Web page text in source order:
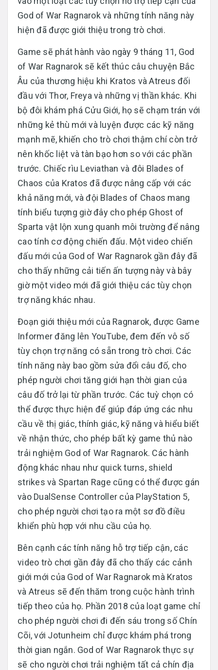
God of War Ragnarok và những tính năng này
hiện đã được giới thiệu trong trò chơi.
Game sẽ phát hành vào ngày 9 tháng 11, God
of War Ragnarok sẽ kết thúc câu chuyện Bắc
Âu của thương hiệu khi Kratos và Atreus đối
đầu với Thor, Freya và những vị thần khác. Khi
bộ đôi khám phá Cửu Giới, họ sẽ chạm trán với
những kẻ thù mới và luyện được các kỹ năng
mạnh mẽ, khiến cho trò chơi thậm chí còn trở
nên khốc liệt và tàn bạo hơn so với các phần
trước. Chiếc rìu Leviathan và đôi Blades of
Chaos của Kratos đã được nâng cấp với các
khả năng mới, và đội Blades of Chaos mang
tính biểu tượng giờ đây cho phép Ghost of
Sparta vật lộn xung quanh môi trường để nâng
cao tính cơ động chiến đấu. Một video chiến
đấu mới của God of War Ragnarok gần đây đã
cho thấy những cải tiến ấn tượng này và bây
giờ một video mới đã giới thiệu các tùy chọn
trợ năng khác nhau.
Đoạn giới thiệu mới của Ragnarok, được Game
Informer đăng lên YouTube, đem đến vô số
tùy chọn trợ năng có sẵn trong trò chơi. Các
tính năng này bao gồm sửa đổi câu đố, cho
phép người chơi tăng giới hạn thời gian của
câu đố trở lại từ phần trước. Các tuỳ chọn có
thể được thực hiện để giúp đáp ứng các nhu
cầu về thị giác, thính giác, kỹ năng và hiểu biết
về nhận thức, cho phép bất kỳ game thủ nào
trải nghiệm God of War Ragnarok. Các hành
động khác nhau như quick turns, shield
strikes và Spartan Rage cũng có thể được gán
vào DualSense Controller của PlayStation 5,
cho phép người chơi tạo ra một sơ đồ điều
khiển phù hợp với nhu cầu của họ.
Bên cạnh các tính năng hỗ trợ tiếp cận, các
video trò chơi gần đây đã cho thấy các cảnh
giới mới của God of War Ragnarok mà Kratos
và Atreus sẽ đến thăm trong cuộc hành trình
tiếp theo của họ. Phần 2018 của loạt game chỉ
cho phép người chơi đi đến sáu trong số Chín
Cõi, với Jotunheim chỉ được khám phá trong
thời gian ngắn. God of War Ragnarok thực sự
sẽ cho người chơi trải nghiệm tất cả chín địa